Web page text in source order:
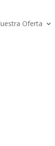
Oferta